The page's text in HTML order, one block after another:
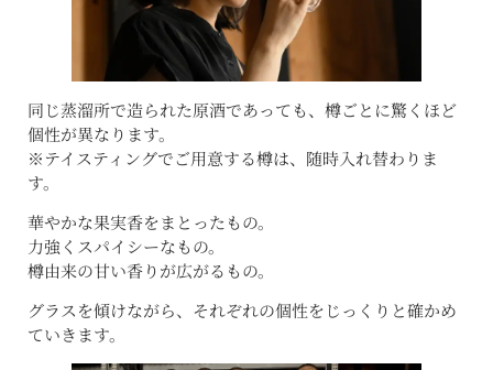
同じ蒸溜所で造られた原酒であっても、樽ごとに驚くほど
個性が異なります。
※テイスティングでご用意する樽は、随時入れ替わりま
す。
華やかな果実香をまとったもの。
力強くスパイシーなもの。
樽由来の甘い香りが広がるもの。
グラスを傾けながら、それぞれの個性をじっくりと確かめ
ていきます。